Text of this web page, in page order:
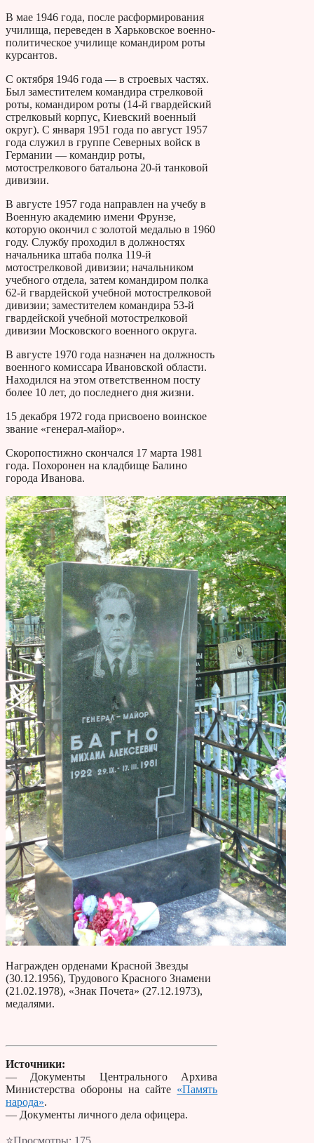
В мае 1946 года, после расформирования
училища, переведен в Харьковское военно-
политическое училище командиром роты
курсантов.
С октября 1946 года — в строевых частях.
Был заместителем командира стрелковой
роты, командиром роты (14-й гвардейский
стрелковый корпус, Киевский военный
округ). С января 1951 года по август 1957
года служил в группе Северных войск в
Германии — командир роты,
мотострелкового батальона 20-й танковой
дивизии.
В августе 1957 года направлен на учебу в
Военную академию имени Фрунзе,
которую окончил с золотой медалью в 1960
году. Службу проходил в должностях
начальника штаба полка 119-й
мотострелковой дивизии; начальником
учебного отдела, затем командиром полка
62-й гвардейской учебной мотострелковой
дивизии; заместителем командира 53-й
гвардейской учебной мотострелковой
дивизии Московского военного округа.
В августе 1970 года назначен на должность
военного комиссара Ивановской области.
Находился на этом ответственном посту
более 10 лет, до последнего дня жизни.
15 декабря 1972 года присвоено воинское
звание «генерал-майор».
Скоропостижно скончался 17 марта 1981
года. Похоронен на кладбище Балино
города Иванова.
Награжден орденами Красной Звезды
(30.12.1956), Трудового Красного Знамени
(21.02.1978), «Знак Почета» (27.12.1973),
медалями.
Источники:
— Документы Центрального Архива
Министерства обороны на сайте «Память
народа».
— Документы личного дела офицера.